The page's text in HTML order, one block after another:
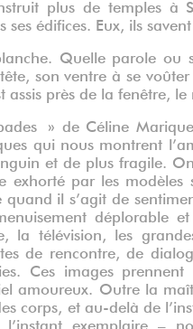
plus de temples à
édifices. Eux, ils savent
Quelle parole ou
son ventre à se
assis près de la fenêtre, le
» de Céline
qui nous montrent
et de plus fragile.
exhorté par les
quand il s’agit de
déplorable
la télévision, les
de rencontre, de
Ces images
amoureux. Outre la
corps, et au-delà de
exemplaire –